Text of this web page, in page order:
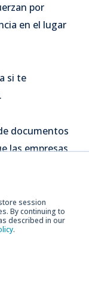
session
By continuing to
described in our
.
por
en el lugar
si te
documentos
las empresas
de
conozca
y cómo